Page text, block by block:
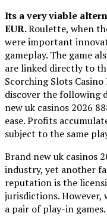
Its a very viable
EUR.Roulette, when
were important
gameplay. The game
are linked directly to
Scorching Slots
discover the following
new uk casinos 2026
ease. Profits
subject to the same
Brand new uk casinos
industry, yet another
reputation is the
jurisdictions. However,
a pair of play-in games.